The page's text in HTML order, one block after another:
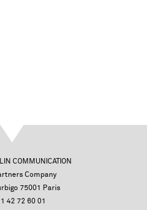
COMMUNICATION
Company
75001 Paris
1 42 72 60 01